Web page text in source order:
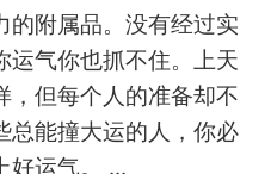
的附属品。没有经过实
运气你也抓不住。上天
，但每个人的准备却不
总能撞大运的人，你必
好运气。 ...